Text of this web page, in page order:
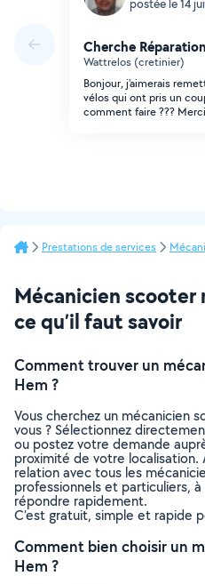
Cherche
Wattrelos (cretinier)
Bonjour, j'aimerais
vélos qui ont pris un
comment faire ???
Prestations de services
Mécanicien
ce qu’il faut savoir
Comment trouver un
Hem ?
Vous cherchez un mécanicien
vous ? Sélectionnez
ou postez votre demande
proximité de votre localisation.
relation avec tous les
professionnels et particuliers,
répondre rapidement.
C’est gratuit, simple et rapide
Comment bien choisir un
Hem ?